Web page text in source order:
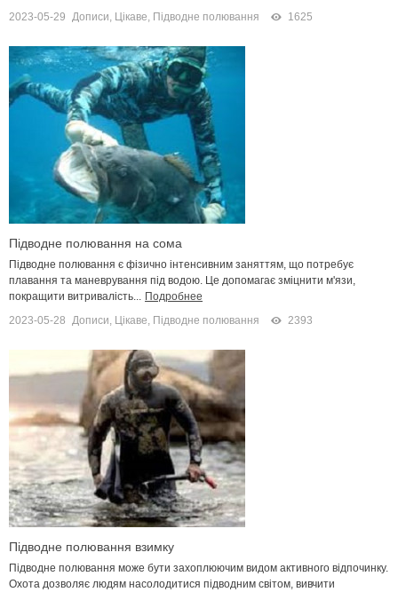
2023-05-29 Дописи, Цікаве, Підводне полювання 1625
Підводне полювання на сома
Підводне полювання є фізично інтенсивним заняттям, що потребує
плавання та маневрування під водою. Це допомагає зміцнити м'язи,
покращити витривалість... Подробнее
2023-05-28 Дописи, Цікаве, Підводне полювання 2393
Підводне полювання взимку
Підводне полювання може бути захоплюючим видом активного відпочинку.
Охота дозволяє людям насолодитися підводним світом, вивчити